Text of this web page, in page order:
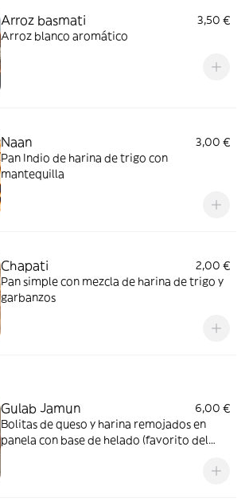
Arroz basmati
3,50 €
Arroz blanco aromático
Naan
3,00 €
Pan Indio de harina de trigo con
mantequilla
Chapati
2,00 €
Pan simple con mezcla de harina de trigo y
garbanzos
Gulab Jamun
6,00 €
Bolitas de queso y harina remojados en
panela con base de helado (favorito del